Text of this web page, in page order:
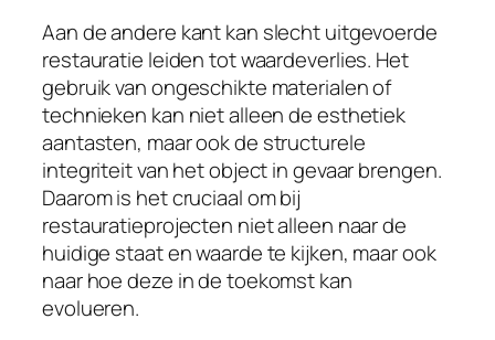
Aan de andere kant kan slecht uitgevoerde
restauratie leiden tot waardeverlies. Het
gebruik van ongeschikte materialen of
technieken kan niet alleen de esthetiek
aantasten, maar ook de structurele
integriteit van het object in gevaar brengen.
Daarom is het cruciaal om bij
restauratieprojecten niet alleen naar de
huidige staat en waarde te kijken, maar ook
naar hoe deze in de toekomst kan
evolueren.